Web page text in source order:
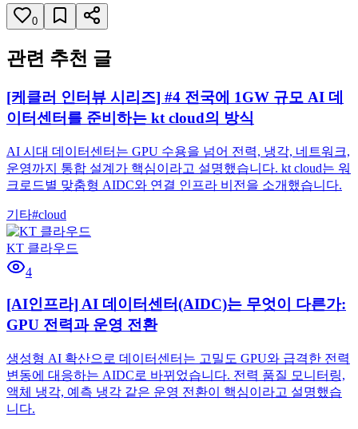
0
관련 추천 글
[케클러 인터뷰 시리즈] #4 전국에 1GW 규모 AI 데
이터센터를 준비하는 kt cloud의 방식
AI 시대 데이터센터는 GPU 수용을 넘어 전력, 냉각, 네트워크,
운영까지 통합 설계가 핵심이라고 설명했습니다. kt cloud는 워
크로드별 맞춤형 AIDC와 연결 인프라 비전을 소개했습니다.
기타#cloud
KT 클라우드
4
[AI인프라] AI 데이터센터(AIDC)는 무엇이 다른가:
GPU 전력과 운영 전환
생성형 AI 확산으로 데이터센터는 고밀도 GPU와 급격한 전력
변동에 대응하는 AIDC로 바뀌었습니다. 전력 품질 모니터링,
액체 냉각, 예측 냉각 같은 운영 전환이 핵심이라고 설명했습
니다.